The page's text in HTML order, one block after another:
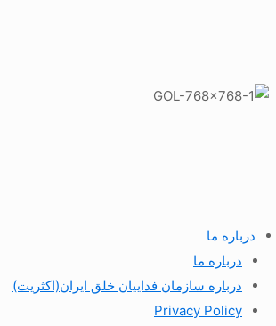
درباره ما
درباره ما
درباره سازمان فداییان خلق ایران(اکثریت)
Privacy Policy